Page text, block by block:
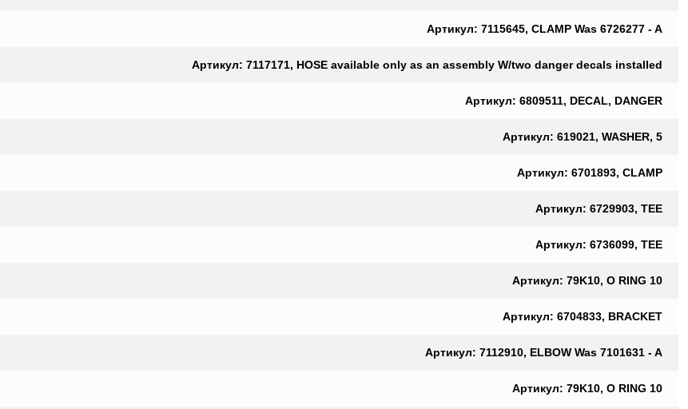
Артикул: 7115645, CLAMP Was 6726277 - A
Артикул: 7117171, HOSE available only as an assembly W/two danger decals installed
Артикул: 6809511, DECAL, DANGER
Артикул: 619021, WASHER, 5
Артикул: 6701893, CLAMP
Артикул: 6729903, TEE
Артикул: 6736099, TEE
Артикул: 79K10, O RING 10
Артикул: 6704833, BRACKET
Артикул: 7112910, ELBOW Was 7101631 - A
Артикул: 79K10, O RING 10